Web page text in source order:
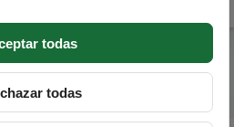
Carter -© 2026
todas
todas